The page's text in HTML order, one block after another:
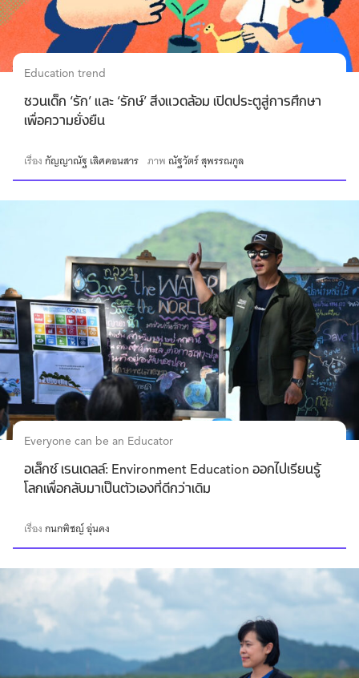
Education trend
ชวนเด็ก ‘รัก’ และ ‘รักษ์’ สิ่งแวดล้อม เปิดประตูสู่การศึกษา
เพื่อความยั่งยืน
เรื่องกัญญาณัฐ เลิศคอนสาร ภาพณัฐวัตร์ สุพรรณกูล
Everyone can be an Educator
อเล็กซ์ เรนเดลล์: Environment Education ออกไปเรียนรู้
โลกเพื่อกลับมาเป็นตัวเองที่ดีกว่าเดิม
เรื่องกนกพิชญ์ อุ่นคง